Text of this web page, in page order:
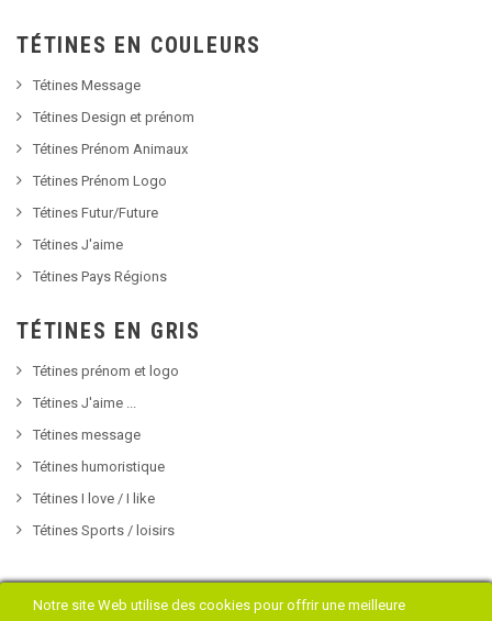
Notre site Web utilise des cookies pour offrir une meilleure
TÉTINES EN COULEURS
Tétines Message
Tétines Design et prénom
Tétines Prénom Animaux
Tétines Prénom Logo
Tétines Futur/Future
Tétines J'aime
Tétines Pays Régions
TÉTINES EN GRIS
Tétines prénom et logo
Tétines J'aime ...
Tétines message
Tétines humoristique
Tétines I love / I like
Tétines Sports / loisirs